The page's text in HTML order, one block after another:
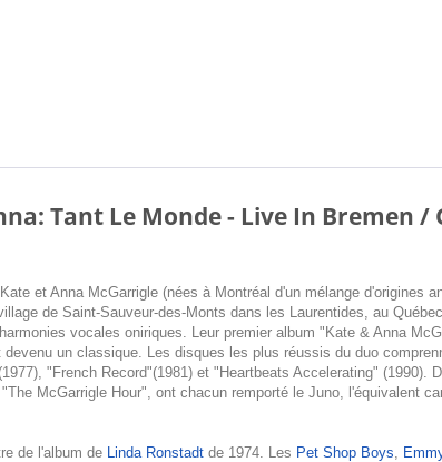
Tant Le Monde - Live In Bremen /
et Anna McGarrigle (nées à Montréal d'un mélange d'origines
de Saint-Sauveur-des-Monts dans les Laurentides, au
vocales oniriques. Leur premier album "Kate & Anna
un classique. Les disques les plus réussis du duo
"French Record"(1981) et "Heartbeats Accelerating" (1990).
McGarrigle Hour", ont chacun remporté le Juno, l'équivalent
de l'album de Linda Ronstadt de 1974. Les Pet Shop Boys,